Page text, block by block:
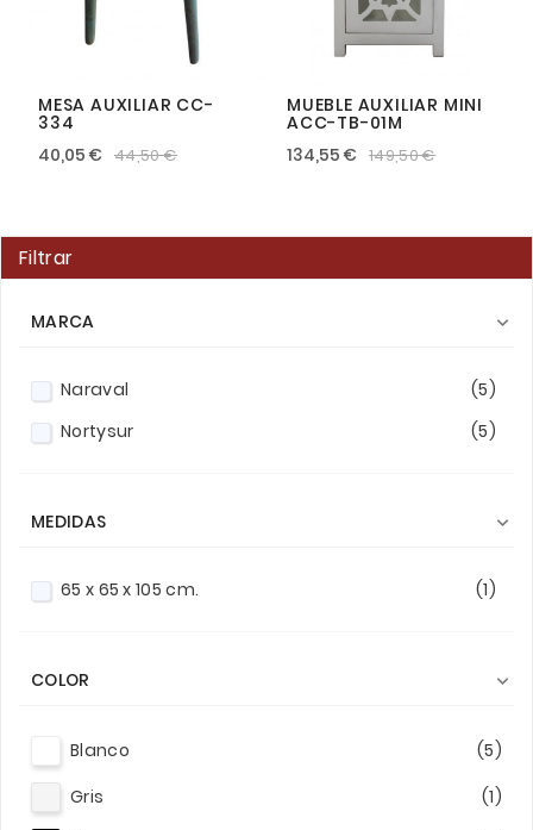
MESA AUXILIAR CC-
334
40,05 € 44,50 €
MUEBLE AUXILIAR MINI
ACC-TB-01M
134,55 € 149,50 €
Filtrar
MARCA 
Naraval
(5)
Nortysur
(5)
MEDIDAS 
65 x 65 x 105 cm. (1)
COLOR 
Blanco
(5)
Gris
(1)